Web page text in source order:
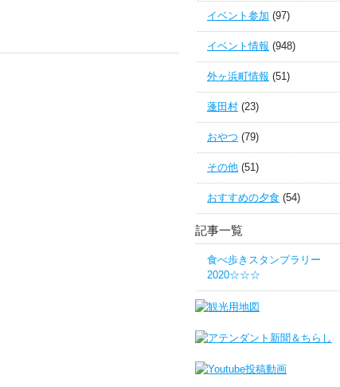
イベント参加 (97)
イベント情報 (948)
外ヶ浜町情報 (51)
蓬田村 (23)
おやつ (79)
その他 (51)
おすすめの夕食 (54)
記事一覧
食べ歩きスタンプラリー
2020☆☆☆